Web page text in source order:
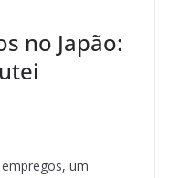
no Japão:
um